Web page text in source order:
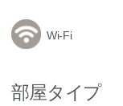
Wi-Fi
部屋タイプ